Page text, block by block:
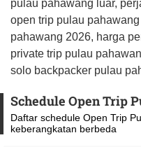
pulau pahawang luar,
open trip pulau
pahawang 2026, harga
private trip pulau
solo backpacker pulau
Schedule Open Trip
Daftar schedule Open Trip
keberangkatan berbeda